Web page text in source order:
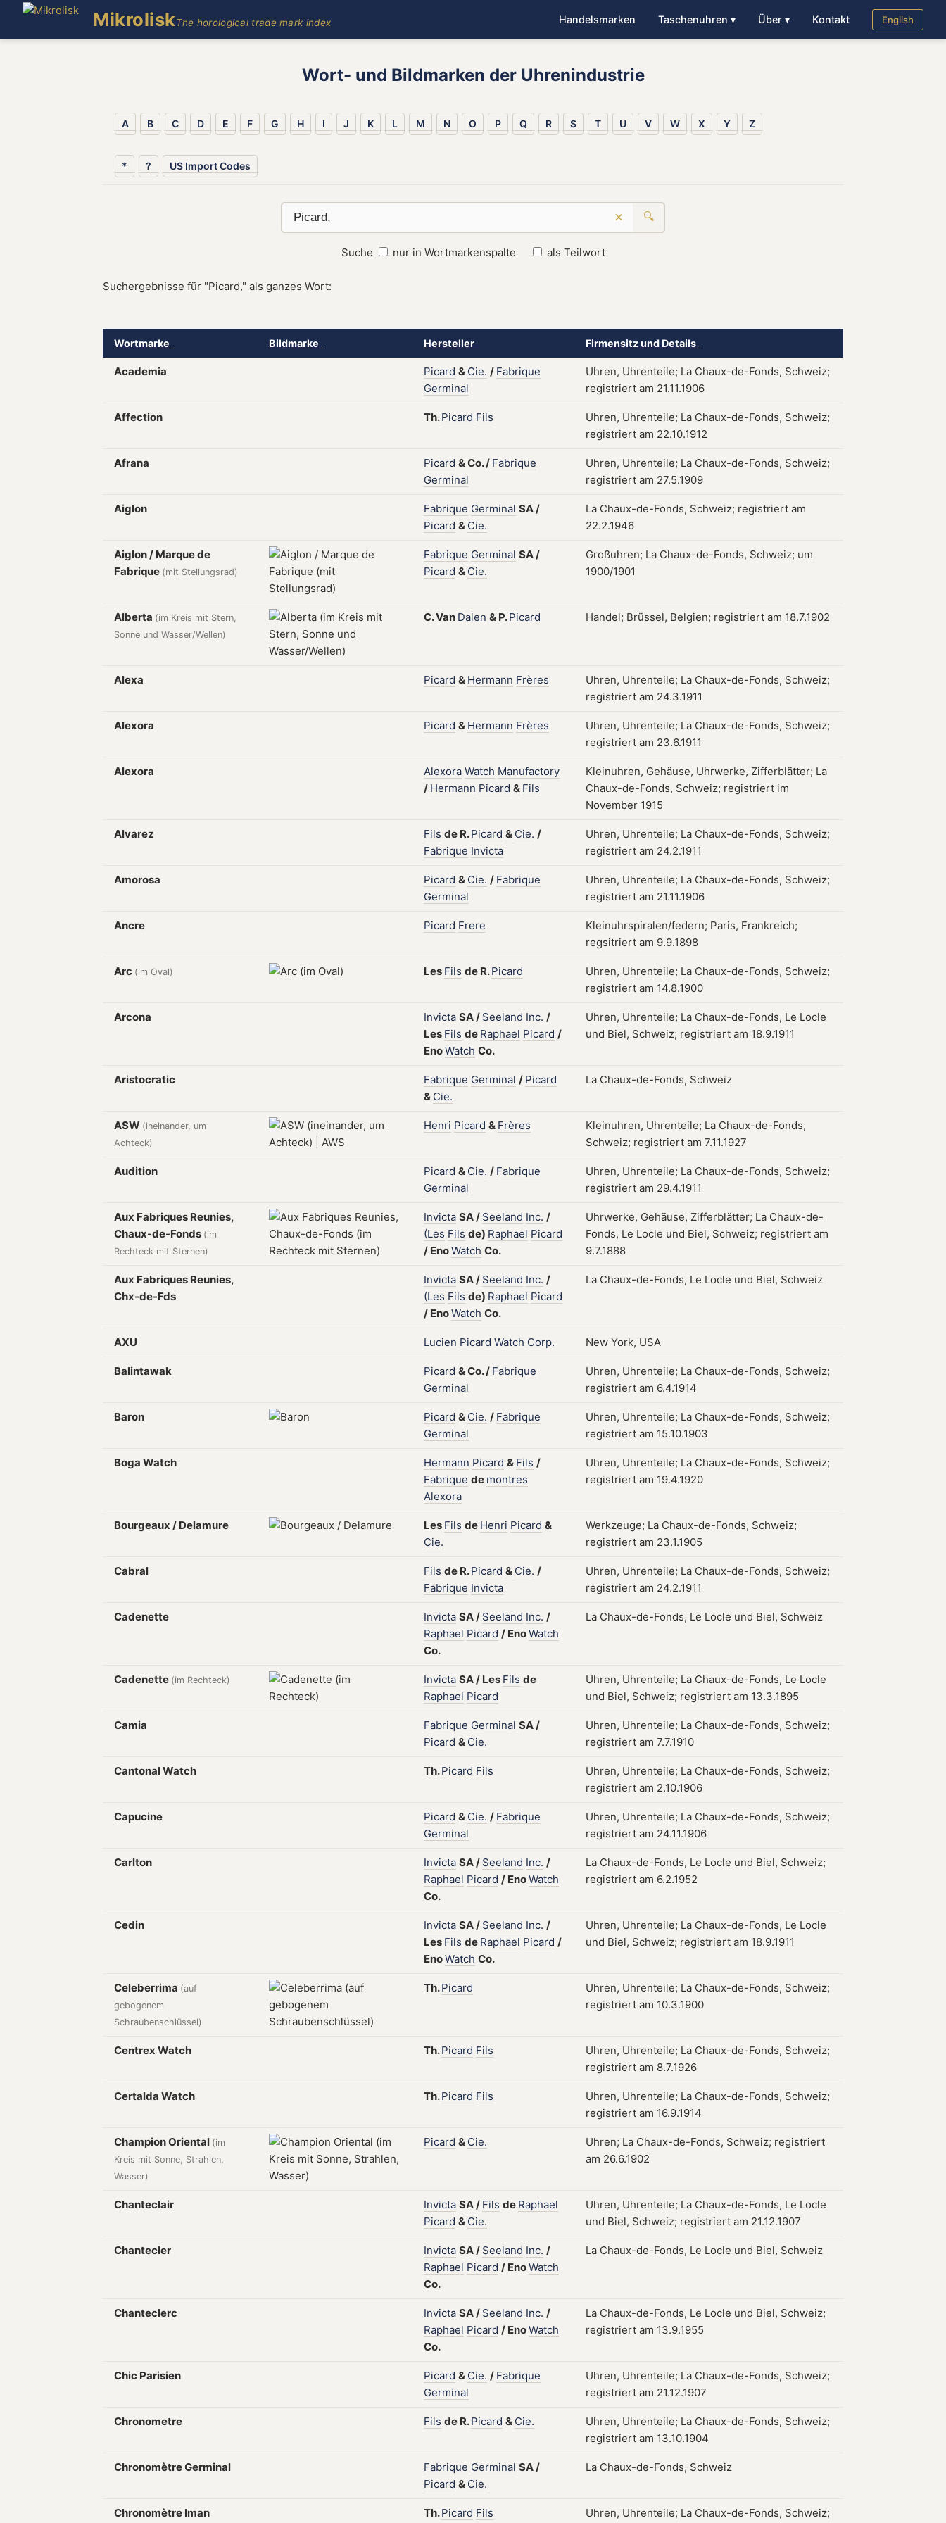
MikroliskThe horological trade mark index Handelsmarken Taschenuhren ▾ Über ▾ Kontakt English
Wort- und Bildmarken der Uhrenindustrie
A B C D E F G H I J K L M N O P Q R S T U V W X Y Z
* ? US Import Codes
× 🔍
Suche nur in Wortmarkenspalte als Teilwort
Suchergebnisse für "Picard," als ganzes Wort:
Wortmarke Bildmarke Hersteller Firmensitz und Details
Academia Picard & Cie. / Fabrique
Germinal
Uhren, Uhrenteile; La Chaux-de-Fonds, Schweiz;
registriert am 21.11.1906
Affection Th.Picard Fils
Uhren, Uhrenteile; La Chaux-de-Fonds, Schweiz;
registriert am 22.10.1912
Afrana Picard &Co./ Fabrique
Germinal
Uhren, Uhrenteile; La Chaux-de-Fonds, Schweiz;
registriert am 27.5.1909
Aiglon Fabrique Germinal SA/
Picard & Cie.
La Chaux-de-Fonds, Schweiz; registriert am
22.2.1946
Aiglon / Marque de
Fabrique (mit Stellungsrad)
Fabrique Germinal SA/
Picard & Cie.
Großuhren; La Chaux-de-Fonds, Schweiz; um
1900/1901
Alberta (im Kreis mit Stern,
Sonne und Wasser/Wellen)
C.Van Dalen & P.Picard Handel; Brüssel, Belgien; registriert am 18.7.1902
Alexa Picard & Hermann Frères
Uhren, Uhrenteile; La Chaux-de-Fonds, Schweiz;
registriert am 24.3.1911
Alexora Picard & Hermann Frères
Uhren, Uhrenteile; La Chaux-de-Fonds, Schweiz;
registriert am 23.6.1911
Alexora Alexora Watch Manufactory
/ Hermann Picard & Fils
Kleinuhren, Gehäuse, Uhrwerke, Zifferblätter; La
Chaux-de-Fonds, Schweiz; registriert im
November 1915
Alvarez Fils de R.Picard & Cie. /
Fabrique Invicta
Uhren, Uhrenteile; La Chaux-de-Fonds, Schweiz;
registriert am 24.2.1911
Amorosa Picard & Cie. / Fabrique
Germinal
Uhren, Uhrenteile; La Chaux-de-Fonds, Schweiz;
registriert am 21.11.1906
Ancre Picard Frere
Kleinuhrspiralen/federn; Paris, Frankreich;
regsitriert am 9.9.1898
Arc (im Oval) Les Fils de R.Picard
Uhren, Uhrenteile; La Chaux-de-Fonds, Schweiz;
registriert am 14.8.1900
Arcona Invicta SA/ Seeland Inc. /
Les Fils de Raphael Picard /
EnoWatch Co.
Uhren, Uhrenteile; La Chaux-de-Fonds, Le Locle
und Biel, Schweiz; registriert am 18.9.1911
Aristocratic Fabrique Germinal / Picard
& Cie.
La Chaux-de-Fonds, Schweiz
ASW (ineinander, um
Achteck)
Henri Picard & Frères
Kleinuhren, Uhrenteile; La Chaux-de-Fonds,
Schweiz; registriert am 7.11.1927
Audition Picard & Cie. / Fabrique
Germinal
Uhren, Uhrenteile; La Chaux-de-Fonds, Schweiz;
registriert am 29.4.1911
Aux Fabriques Reunies,
Chaux-de-Fonds (im
Rechteck mit Sternen)
Invicta SA/ Seeland Inc. /
(Les Fils de) Raphael Picard
/ EnoWatch Co.
Uhrwerke, Gehäuse, Zifferblätter; La Chaux-de-
Fonds, Le Locle und Biel, Schweiz; registriert am
9.7.1888
Aux Fabriques Reunies,
Chx-de-Fds
Invicta SA/ Seeland Inc. /
(Les Fils de) Raphael Picard
/ EnoWatch Co.
La Chaux-de-Fonds, Le Locle und Biel, Schweiz
AXU Lucien Picard Watch Corp. New York, USA
Balintawak Picard &Co./ Fabrique
Germinal
Uhren, Uhrenteile; La Chaux-de-Fonds, Schweiz;
registriert am 6.4.1914
Baron Picard & Cie. / Fabrique
Germinal
Uhren, Uhrenteile; La Chaux-de-Fonds, Schweiz;
registriert am 15.10.1903
Boga Watch Hermann Picard & Fils /
Fabrique de montres
Alexora
Uhren, Uhrenteile; La Chaux-de-Fonds, Schweiz;
registriert am 19.4.1920
Bourgeaux / Delamure Les Fils de Henri Picard &
Cie.
Werkzeuge; La Chaux-de-Fonds, Schweiz;
registriert am 23.1.1905
Cabral Fils de R.Picard & Cie. /
Fabrique Invicta
Uhren, Uhrenteile; La Chaux-de-Fonds, Schweiz;
registriert am 24.2.1911
Cadenette Invicta SA/ Seeland Inc. /
Raphael Picard / EnoWatch
Co.
La Chaux-de-Fonds, Le Locle und Biel, Schweiz
Cadenette (im Rechteck) Invicta SA/ Les Fils de
Raphael Picard
Uhren, Uhrenteile; La Chaux-de-Fonds, Le Locle
und Biel, Schweiz; registriert am 13.3.1895
Camia Fabrique Germinal SA/
Picard & Cie.
Uhren, Uhrenteile; La Chaux-de-Fonds, Schweiz;
registriert am 7.7.1910
Cantonal Watch Th.Picard Fils
Uhren, Uhrenteile; La Chaux-de-Fonds, Schweiz;
registriert am 2.10.1906
Capucine Picard & Cie. / Fabrique
Germinal
Uhren, Uhrenteile; La Chaux-de-Fonds, Schweiz;
registriert am 24.11.1906
Carlton Invicta SA/ Seeland Inc. /
Raphael Picard / EnoWatch
Co.
La Chaux-de-Fonds, Le Locle und Biel, Schweiz;
registriert am 6.2.1952
Cedin Invicta SA/ Seeland Inc. /
Les Fils de Raphael Picard /
EnoWatch Co.
Uhren, Uhrenteile; La Chaux-de-Fonds, Le Locle
und Biel, Schweiz; registriert am 18.9.1911
Celeberrima (auf
gebogenem
Schraubenschlüssel)
Th.Picard
Uhren, Uhrenteile; La Chaux-de-Fonds, Schweiz;
registriert am 10.3.1900
Centrex Watch Th.Picard Fils
Uhren, Uhrenteile; La Chaux-de-Fonds, Schweiz;
registriert am 8.7.1926
Certalda Watch Th.Picard Fils
Uhren, Uhrenteile; La Chaux-de-Fonds, Schweiz;
registriert am 16.9.1914
Champion Oriental (im
Kreis mit Sonne, Strahlen,
Wasser)
Picard & Cie.
Uhren; La Chaux-de-Fonds, Schweiz; registriert
am 26.6.1902
Chanteclair Invicta SA/ Fils de Raphael
Picard & Cie.
Uhren, Uhrenteile; La Chaux-de-Fonds, Le Locle
und Biel, Schweiz; registriert am 21.12.1907
Chantecler Invicta SA/ Seeland Inc. /
Raphael Picard / EnoWatch
Co.
La Chaux-de-Fonds, Le Locle und Biel, Schweiz
Chanteclerc Invicta SA/ Seeland Inc. /
Raphael Picard / EnoWatch
Co.
La Chaux-de-Fonds, Le Locle und Biel, Schweiz;
registriert am 13.9.1955
Chic Parisien Picard & Cie. / Fabrique
Germinal
Uhren, Uhrenteile; La Chaux-de-Fonds, Schweiz;
registriert am 21.12.1907
Chronometre Fils de R.Picard & Cie.
Uhren, Uhrenteile; La Chaux-de-Fonds, Schweiz;
registriert am 13.10.1904
Chronomètre Germinal Fabrique Germinal SA/
Picard & Cie.
La Chaux-de-Fonds, Schweiz
Chronomètre Iman Th.Picard Fils Uhren, Uhrenteile; La Chaux-de-Fonds, Schweiz;